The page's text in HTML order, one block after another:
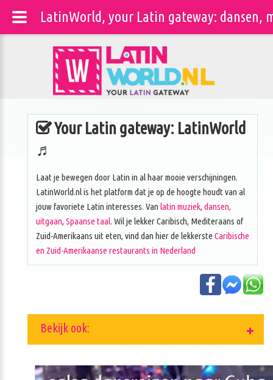
Your Latin gateway: LatinWorld
♬
Laat je bewegen door Latin in al haar mooie verschijningen.
LatinWorld.nl is het platform dat je op de hoogte houdt van al
jouw favoriete Latin interesses. Van latin muziek, dansen,
uitgaan, Spaanse taal. Wil je lekker Caribisch, Mediteraans of
Zuid-Amerikaans uit eten, vind dan hier de lekkerste Caribische
en Zuid-Amerikaanse restaurants in Nederland
Bekijk ook:
LatinWorld, your Latin gateway: dansen,